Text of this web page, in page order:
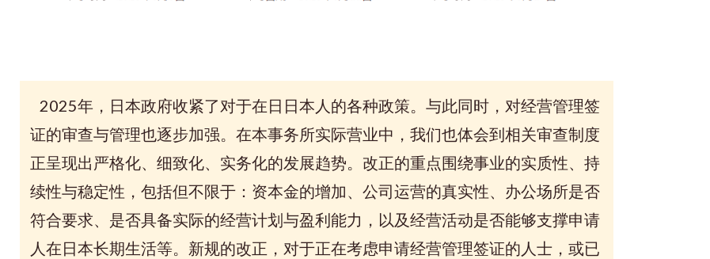
2025年，日本政府收紧了对于在日日本人的各种政策。与此同时， 对经营管理签
证的审查与管理也逐步加强。在本事务所实际营业中，我们也体会到相关审查制度
正呈现出严格化、细致化、实务化的发展趋势。 改正的重点围绕事业的实质性、持
续性与稳定性，包括但不限于：资本金的增加、公司运营的真实性、办公场所是否
符合要求、是否具备实际的经营计划与盈利能力，以及经营活动是否能够支撑申请
人在日本长期生活等。新规的改正， 对于正在考虑申请经营管理签证的人士，或已